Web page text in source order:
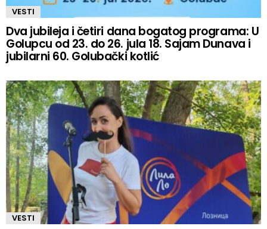
VESTI
Dva jubileja i četiri dana bogatog programa: U
Golupcu od 23. do 26. jula 18. Sajam Dunava i
jubilarni 60. Golubački kotlić
VESTI